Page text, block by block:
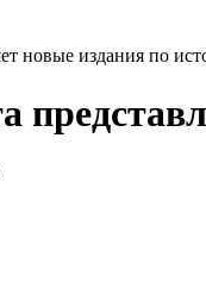
новые издания по